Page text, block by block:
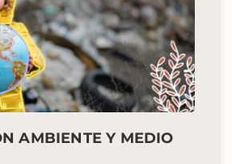
AMBIENTE Y MEDIO